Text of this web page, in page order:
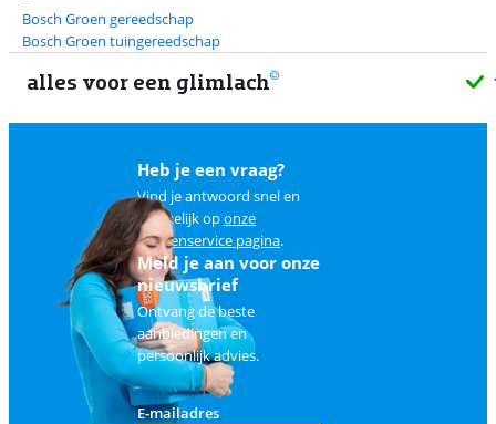
Bosch Groen gereedschap
Bosch Groen tuingereedschap
alles voor een glimlach
Heb je een vraag?
Vind je antwoord snel en
makkelijk oponze
klantenservice pagina.
Meld je aan voor onze
nieuwsbrief
Ontvang de beste
aanbiedingen en
persoonlijk advies.
E-mailadres